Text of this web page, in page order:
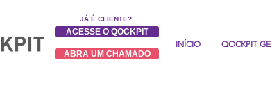
JÁ É CLIENTE?
ACESSE O QOCKPIT
ABRA UM CHAMADO
INÍCIO QOCKPIT GE